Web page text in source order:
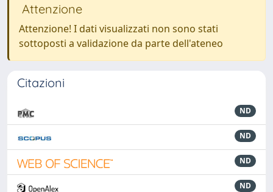
Attenzione
Attenzione! I dati visualizzati non sono stati
sottoposti a validazione da parte dell'ateneo
Citazioni
ND
ND
ND
ND